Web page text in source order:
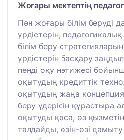
Жоғары мектептің
Пән жоғары білім беруді
үрдістерін,
білім беру
үрдістерін басқару
пәнді оқу нәтижесі
оқытудың кредиттік
оқытудың жаңа
беру үдерісін құрастыра
оқытуды қоса, өз
талдайды, өзін-өзі